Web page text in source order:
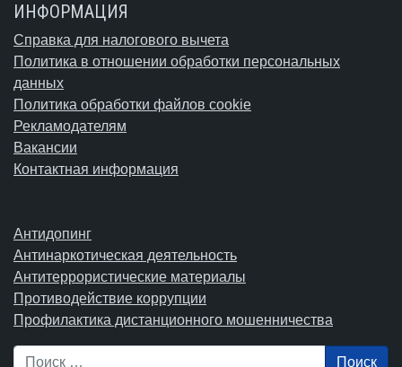
ИНФОРМАЦИЯ
Справка для налогового вычета
Политика в отношении обработки персональных
данных
Политика обработки файлов cookie
Рекламодателям
Вакансии
Контактная информация
Антидопинг
Антинаркотическая деятельность
Антитеррористические материалы
Противодействие коррупции
Профилактика дистанционного мошенничества
Поиск